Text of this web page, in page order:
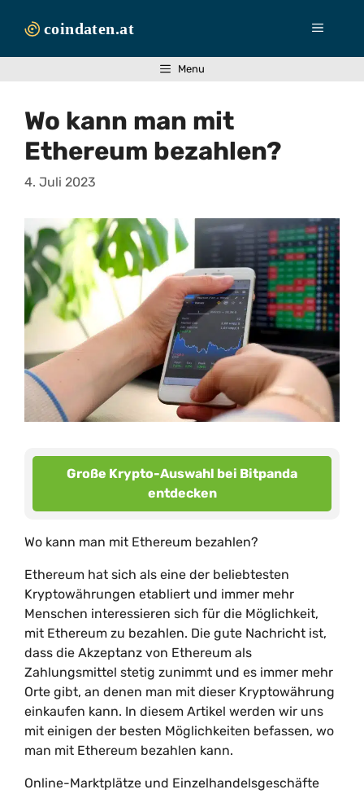
Inhalt
Menü
Menu
Wo kann man mit
Ethereum bezahlen?
4. Juli 2023
Große Krypto-Auswahl bei Bitpanda
entdecken
Wo kann man mit Ethereum bezahlen?
Ethereum hat sich als eine der beliebtesten
Kryptowährungen etabliert und immer mehr
Menschen interessieren sich für die Möglichkeit,
mit Ethereum zu bezahlen. Die gute Nachricht ist,
dass die Akzeptanz von Ethereum als
Zahlungsmittel stetig zunimmt und es immer mehr
Orte gibt, an denen man mit dieser Kryptowährung
einkaufen kann. In diesem Artikel werden wir uns
mit einigen der besten Möglichkeiten befassen, wo
man mit Ethereum bezahlen kann.
Online-Marktplätze und Einzelhandelsgeschäfte